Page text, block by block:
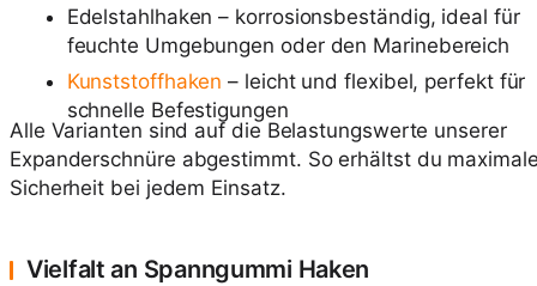
Edelstahlhaken – korrosionsbeständig, ideal für
feuchte Umgebungen oder den Marinebereich
Kunststoffhaken – leicht und flexibel, perfekt für
schnelle Befestigungen
Alle Varianten sind auf die Belastungswerte unserer
Expanderschnüre abgestimmt. So erhältst du
Sicherheit bei jedem Einsatz.
Vielfalt an Spanngummi Haken